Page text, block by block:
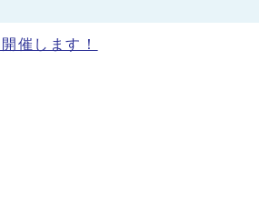
催します！